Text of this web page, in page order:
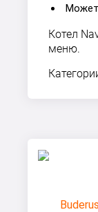
Может
Котел
меню.